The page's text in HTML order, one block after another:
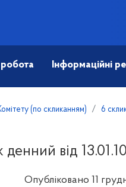
Інформаційні
(по скликанням) 6
денний від
Опубліковано 11